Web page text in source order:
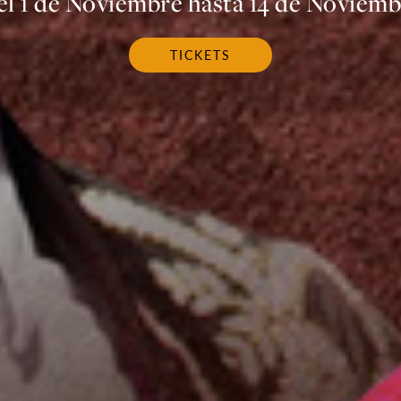
TICKETS